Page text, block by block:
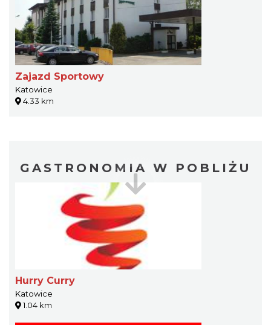
Zajazd Sportowy
Katowice
4.33 km
GASTRONOMIA W POBLIŻU
Hurry Curry
Katowice
1.04 km